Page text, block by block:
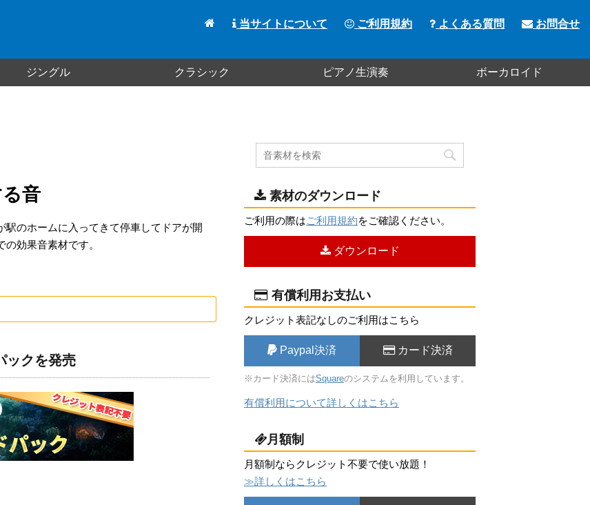
ジングル クラシック ピアノ生演奏 ボーカロイド
当サイトについて ご利用規約 よくある質問 お問合せ
音
駅のホームに入ってきて停車してドアが開
の効果音素材です。
ックを発売
素材のダウンロード
ご利用の際はご利用規約をご確認ください。
ダウンロード
有償利用お支払い
クレジット表記なしのご利用はこちら
Paypal決済 カード決済
※カード決済にはSquareのシステムを利用しています。
有償利用について詳しくはこちら
月額制
月額制ならクレジット不要で使い放題！
≫詳しくはこちら